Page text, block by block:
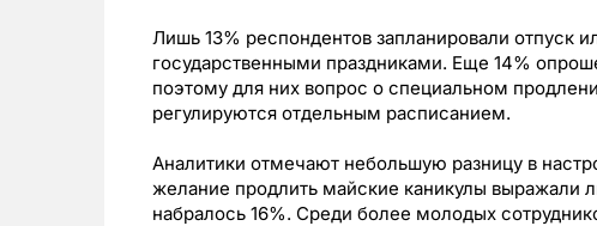
Лишь 13% респондентов запланировали отпуск
государственными праздниками. Еще 14%
поэтому для них вопрос о специальном
регулируются отдельным расписанием.
Аналитики отмечают небольшую разницу в
желание продлить майские каникулы выражали
набралось 16%. Среди более молодых